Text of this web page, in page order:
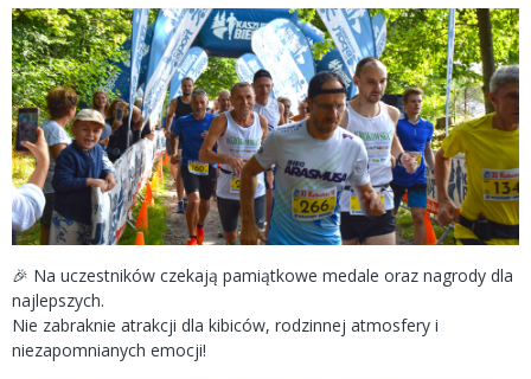
🎉 Na uczestników czekają pamiątkowe medale oraz nagrody dla
najlepszych.
Nie zabraknie atrakcji dla kibiców, rodzinnej atmosfery i
niezapomnianych emocji!